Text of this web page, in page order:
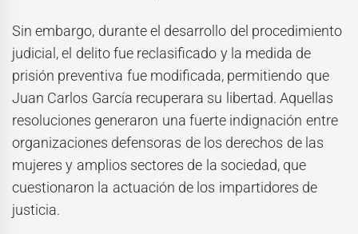
Sin embargo, durante el desarrollo del procedimiento
judicial, el delito fue reclasificado y la medida de
prisión preventiva fue modificada, permitiendo que
Juan Carlos García recuperara su libertad. Aquellas
resoluciones generaron una fuerte indignación entre
organizaciones defensoras de los derechos de las
mujeres y amplios sectores de la sociedad, que
cuestionaron la actuación de los impartidores de
justicia.